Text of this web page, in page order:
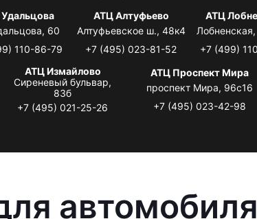
60
110-86-79
АТЦ Алтуфьево
Алтуфьевское ш., 48к4
+7 (495) 023-81-52
АТЦ
Лобненская,
+7 (499)
АТЦ Измайлово
Сиреневый бульвар,
83б
+7 (495) 021-25-26
АТЦ Проспект Мира
проспект Мира, 96с16
+7 (495) 023-42-98